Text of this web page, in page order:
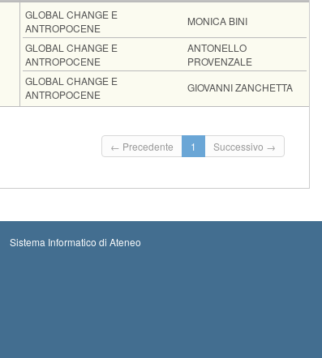
Moduli
GLOBAL CHANGE E
ANTROPOCENE
MONICA BINI
GLOBAL CHANGE E
ANTROPOCENE
ANTONELLO
PROVENZALE
GLOBAL CHANGE E
ANTROPOCENE
GIOVANNI ZANCHETTA
Inizio iscrizioni: 31-08-2026 00:00
Termine iscrizioni: 13-09-2026 23:59
Iscrizioni chiuse
← Precedente
1 Successivo →
Sistema Informatico di Ateneo